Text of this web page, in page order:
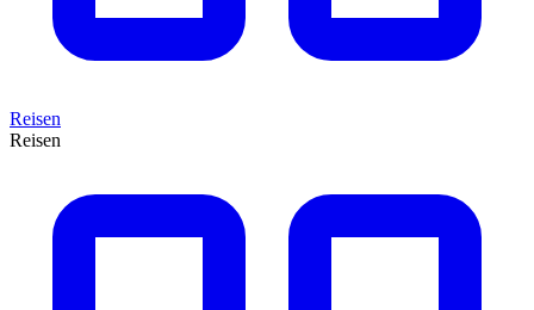
Reisen
Reisen